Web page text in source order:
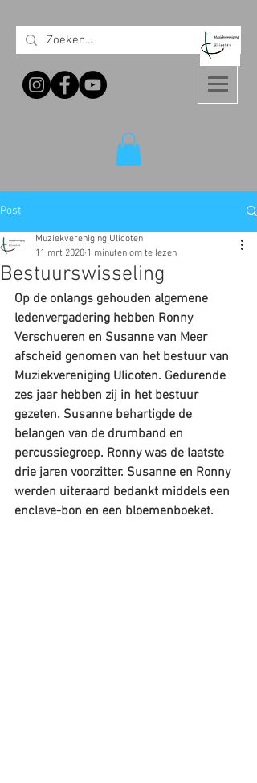
Post
Bestuurswisseling
Muziekvereniging Ulicoten
11 mrt 2020 1 minuten om te lezen
Op de onlangs gehouden algemene
ledenvergadering hebben Ronny
Verschueren en Susanne van Meer
afscheid genomen van het bestuur van
Muziekvereniging Ulicoten. Gedurende
zes jaar hebben zij in het bestuur
gezeten. Susanne behartigde de
belangen van de drumband en
percussiegroep. Ronny was de laatste
drie jaren voorzitter. Susanne en Ronny
werden uiteraard bedankt middels een
enclave-bon en een bloemenboeket.